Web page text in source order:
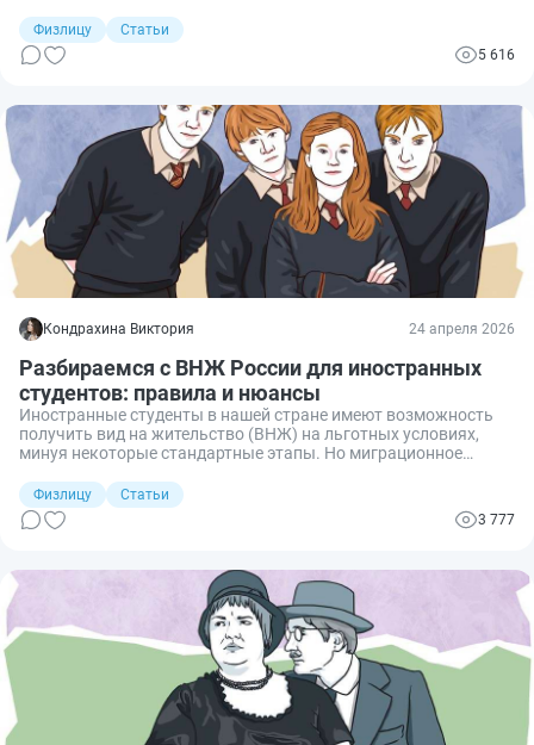
документов, связанных с проживанием и трудовой
деятельностью. Разберем подробно, какие действия
необходимо предпринять.
Физлицу
Статьи
5 616
Кондрахина Виктория 24 апреля 2026
Разбираемся с ВНЖ России для иностранных
студентов: правила и нюансы
Иностранные студенты в нашей стране имеют возможность
получить вид на жительство (ВНЖ) на льготных условиях,
минуя некоторые стандартные этапы. Но миграционное
Разбираемся в правилах получения ВНЖ для студентов
российских вузов и делимся рекомендациями о том, что
делать после получения такого важного документа.
Физлицу
Статьи
3 777